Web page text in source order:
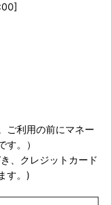
ご利用の前にマネー
。）
、クレジットカード
す。)